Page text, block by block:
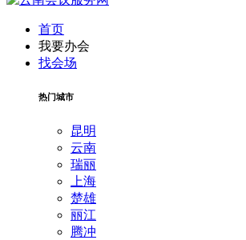
首页
我要办会
找会场
热门城市
昆明
云南
瑞丽
上海
楚雄
丽江
腾冲